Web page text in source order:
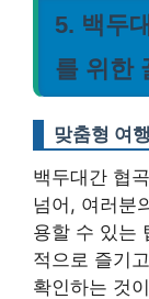
5. 백두
를 위한
맞춤형 여
백두대간 협
넘어, 여러분
용할 수 있는
적으로 즐기
확인하는 것